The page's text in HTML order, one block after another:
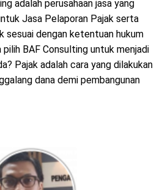
adalah perusahaan jasa yang
Jasa Pelaporan Pajak serta
sesuai dengan ketentuan hukum
BAF Consulting untuk menjadi
Pajak adalah cara yang dilakukan
dana demi pembangunan